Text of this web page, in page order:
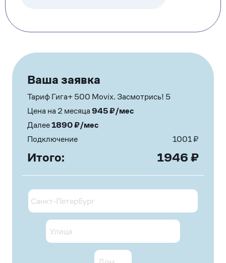
Ваша заявка
Тариф Гига+ 500 Movix. Засмотрись! 5
Цена на 2 месяца945₽/мес
Далее1890₽/мес
Подключение
1001₽
Итого: 1946 ₽